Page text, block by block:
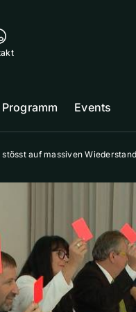
Programm Events
auf massiven Wiederstand